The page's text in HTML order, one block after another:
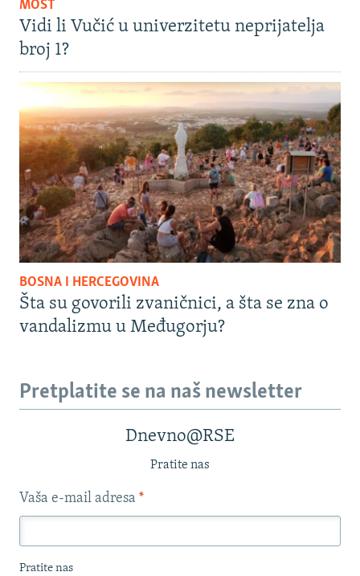
MOST
Vidi li Vučić u univerzitetu neprijatelja
broj 1?
BOSNA I HERCEGOVINA
Šta su govorili zvaničnici, a šta se zna o
vandalizmu u Međugorju?
Pretplatite se na naš newsletter
Dnevno@RSE
Pratite nas
Vaša e-mail adresa *
Pratite nas